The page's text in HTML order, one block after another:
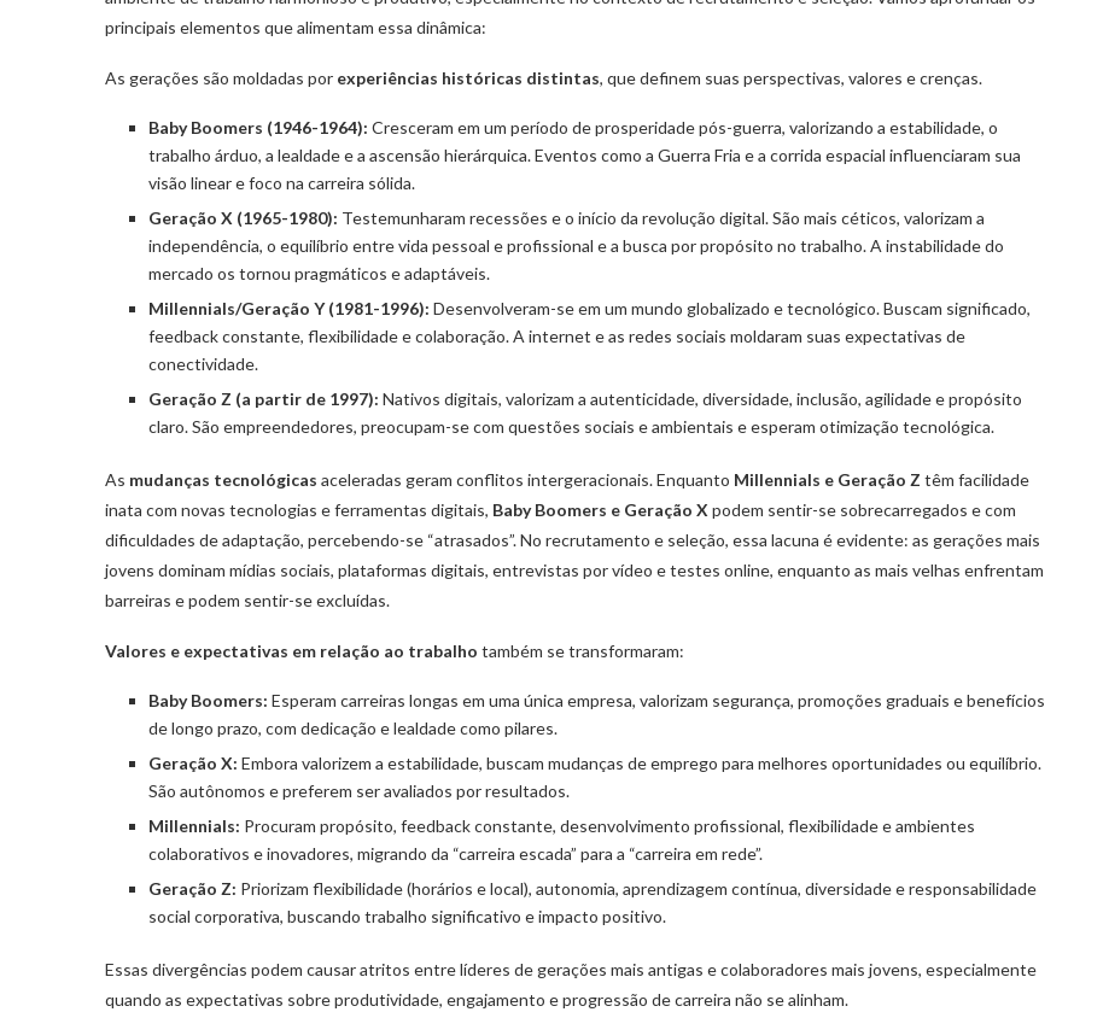
principais elementos que alimentam essa dinâmica:
As gerações são moldadas por experiências históricas distintas, que definem suas perspectivas, valores e crenças.
Baby Boomers (1946-1964): Cresceram em um período de prosperidade pós-guerra, valorizando a estabilidade, o
trabalho árduo, a lealdade e a ascensão hierárquica. Eventos como a Guerra Fria e a corrida espacial influenciaram sua
visão linear e foco na carreira sólida.
Geração X (1965-1980): Testemunharam recessões e o início da revolução digital. São mais céticos, valorizam a
independência, o equilíbrio entre vida pessoal e profissional e a busca por propósito no trabalho. A instabilidade do
mercado os tornou pragmáticos e adaptáveis.
Millennials/Geração Y (1981-1996): Desenvolveram-se em um mundo globalizado e tecnológico. Buscam significado,
feedback constante, flexibilidade e colaboração. A internet e as redes sociais moldaram suas expectativas de
conectividade.
Geração Z (a partir de 1997): Nativos digitais, valorizam a autenticidade, diversidade, inclusão, agilidade e propósito
claro. São empreendedores, preocupam-se com questões sociais e ambientais e esperam otimização tecnológica.
As mudanças tecnológicas aceleradas geram conflitos intergeracionais. Enquanto Millennials e Geração Z têm facilidade
inata com novas tecnologias e ferramentas digitais, Baby Boomers e Geração X podem sentir-se sobrecarregados e com
dificuldades de adaptação, percebendo-se “atrasados”. No recrutamento e seleção, essa lacuna é evidente: as gerações mais
jovens dominam mídias sociais, plataformas digitais, entrevistas por vídeo e testes online, enquanto as mais velhas enfrentam
barreiras e podem sentir-se excluídas.
Valores e expectativas em relação ao trabalho também se transformaram:
Baby Boomers: Esperam carreiras longas em uma única empresa, valorizam segurança, promoções graduais e benefícios
de longo prazo, com dedicação e lealdade como pilares.
Geração X: Embora valorizem a estabilidade, buscam mudanças de emprego para melhores oportunidades ou equilíbrio.
São autônomos e preferem ser avaliados por resultados.
Millennials: Procuram propósito, feedback constante, desenvolvimento profissional, flexibilidade e ambientes
colaborativos e inovadores, migrando da “carreira escada” para a “carreira em rede”.
Geração Z: Priorizam flexibilidade (horários e local), autonomia, aprendizagem contínua, diversidade e responsabilidade
social corporativa, buscando trabalho significativo e impacto positivo.
Essas divergências podem causar atritos entre líderes de gerações mais antigas e colaboradores mais jovens, especialmente
quando as expectativas sobre produtividade, engajamento e progressão de carreira não se alinham.